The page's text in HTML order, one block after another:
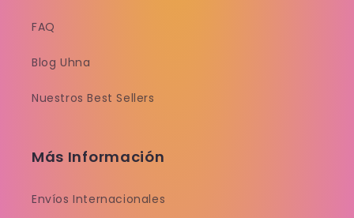
FAQ
Blog Uhna
Nuestros Best Sellers
Más Información
Envíos Internacionales